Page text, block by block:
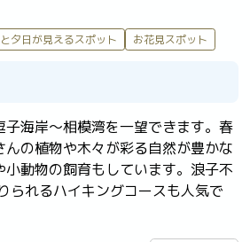
夕日が見えるスポット お花見スポット
子海岸～相模湾を一望できます。春
んの植物や木々が彩る自然が豊かな
小動物の飼育もしています。浪子不
られるハイキングコースも人気で